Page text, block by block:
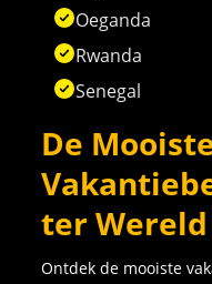
Oeganda
Rwanda
Senegal
De
ter Wereld
Ontdek de mooiste